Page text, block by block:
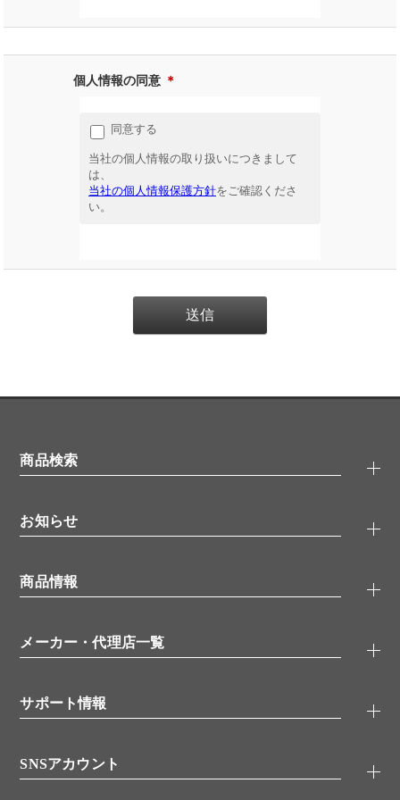
個人情報の同意 ＊
同意する
当社の個人情報の取り扱いにつきまして
は、
当社の個人情報保護方針をご確認くださ
い。
商品検索
タンパク質検索
ELISA/ELISpot検索
品番検索
お知らせ
無料サンプル
ウェビナー （オンラインセミナー）
学会・展示スケジュール
商品情報
抗体
シグナル伝達
糖類／レクチン
分子生物
メーカー・代理店一覧
代理店
サポート情報
アプリケーションノート
SNSアカウント